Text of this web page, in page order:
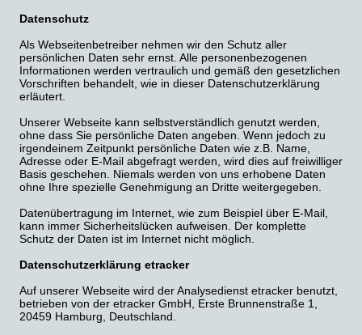
Datenschutz
Als Webseitenbetreiber nehmen wir den Schutz aller
persönlichen Daten sehr ernst. Alle personenbezogenen
Informationen werden vertraulich und gemäß den gesetzlichen
Vorschriften behandelt, wie in dieser Datenschutzerklärung
erläutert.
Unserer Webseite kann selbstverständlich genutzt werden,
ohne dass Sie persönliche Daten angeben. Wenn jedoch zu
irgendeinem Zeitpunkt persönliche Daten wie z.B. Name,
Adresse oder E-Mail abgefragt werden, wird dies auf freiwilliger
Basis geschehen. Niemals werden von uns erhobene Daten
ohne Ihre spezielle Genehmigung an Dritte weitergegeben.
Datenübertragung im Internet, wie zum Beispiel über E-Mail,
kann immer Sicherheitslücken aufweisen. Der komplette
Schutz der Daten ist im Internet nicht möglich.
Datenschutzerklärung etracker
Auf unserer Webseite wird der Analysedienst etracker benutzt,
betrieben von der etracker GmbH, Erste Brunnenstraße 1,
20459 Hamburg, Deutschland.